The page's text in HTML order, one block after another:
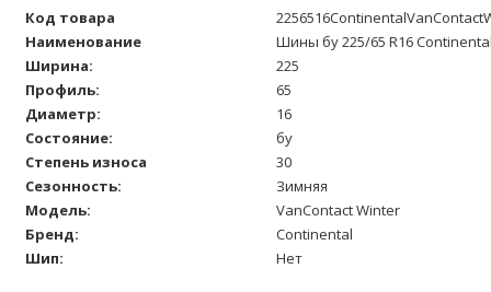
Код товара
Наименование
Шины бу 225/65 R16
Ширина:
225
Профиль:
65
Диаметр:
16
Состояние:
бу
Степень износа
30
Сезонность:
Зимняя
Модель:
VanContact Winter
Бренд:
Continental
Шип:
Нет